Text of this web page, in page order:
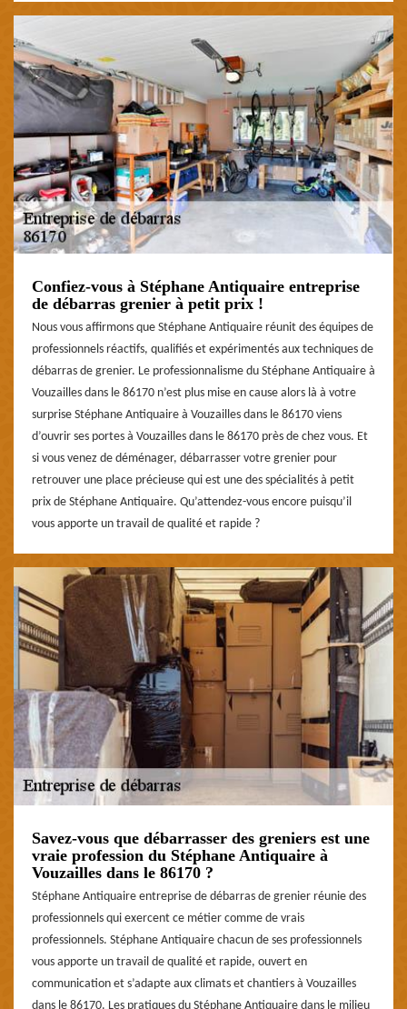
Confiez-vous à Stéphane Antiquaire entreprise
de débarras grenier à petit prix !
Nous vous affirmons que Stéphane Antiquaire réunit des équipes de
professionnels réactifs, qualifiés et expérimentés aux techniques de
débarras de grenier. Le professionnalisme du Stéphane Antiquaire à
Vouzailles dans le 86170 n’est plus mise en cause alors là à votre
surprise Stéphane Antiquaire à Vouzailles dans le 86170 viens
d’ouvrir ses portes à Vouzailles dans le 86170 près de chez vous. Et
si vous venez de déménager, débarrasser votre grenier pour
retrouver une place précieuse qui est une des spécialités à petit
prix de Stéphane Antiquaire. Qu’attendez-vous encore puisqu’il
vous apporte un travail de qualité et rapide ?
Savez-vous que débarrasser des greniers est une
vraie profession du Stéphane Antiquaire à
Vouzailles dans le 86170 ?
Stéphane Antiquaire entreprise de débarras de grenier réunie des
professionnels qui exercent ce métier comme de vrais
professionnels. Stéphane Antiquaire chacun de ses professionnels
vous apporte un travail de qualité et rapide, ouvert en
communication et s’adapte aux climats et chantiers à Vouzailles
dans le 86170. Les pratiques du Stéphane Antiquaire dans le milieu